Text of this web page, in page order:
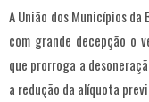
A União dos Municípios
com grande decepção o
que prorroga a
a redução da alíquota